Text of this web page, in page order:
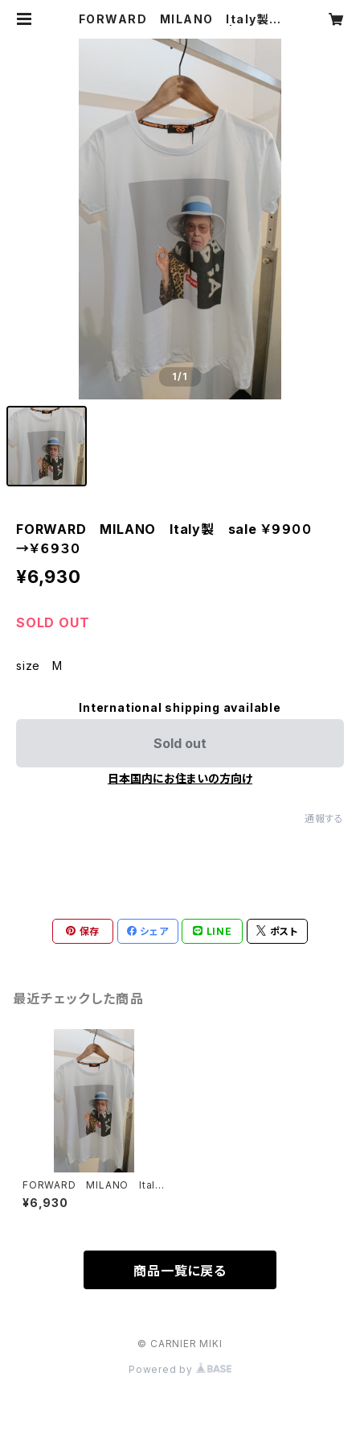
FORWARD MILANO Italy製
ER MIKI
1/1
FORWARD MILANO Italy製 sale ￥９９００
→￥６９３０
¥6,930
SOLD OUT
size M
International shipping available
Sold out
日本国内にお住まいの方向け
通報する
保存 シェア LINE ポスト
最近チェックした商品
FORWARD MILANO Italy
製 sale ￥９９００→￥６９３０
¥6,930
商品一覧に戻る
© CARNIER MIKI
Powered by